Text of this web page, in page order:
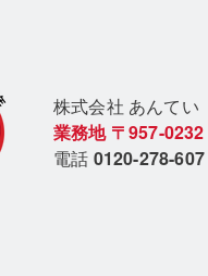
株式会社 あんてい
業務地 〒957-0232
電話 0120-278-607